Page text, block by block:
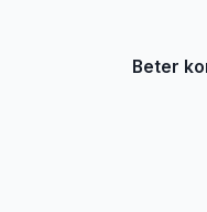
Beter